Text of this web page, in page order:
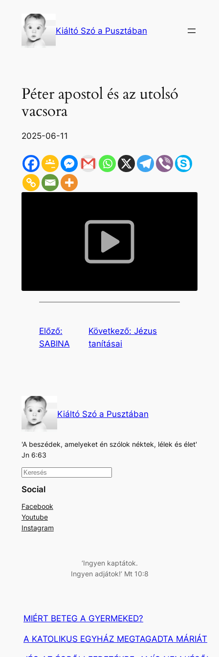
tartalomhoz
Kiáltó Szó a Pusztában
Péter apostol és az utolsó
vacsora
2025-06-11
Előző:
SABINA
Következő: Jézus
tanításai
Kiáltó Szó a Pusztában
'A beszédek, amelyeket én szólok néktek, lélek és élet'
Jn 6:63
K
e
e
s
Social
Facebook
Youtube
Instagram
‘Ingyen kaptátok.
Ingyen adjátok!’ Mt 10:8
MIÉRT BETEG A GYERMEKED?
A KATOLIKUS EGYHÁZ MEGTAGADTA MÁRIÁT